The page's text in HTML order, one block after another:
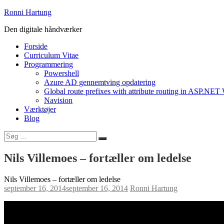
Videre
indhold
Ronni Hartung
Den digitale håndværker
Forside
Curriculum Vitae
Programmering
Powershell
Azure AD gennemtving opdatering
Global route prefixes with attribute routing in ASP.NET
Navision
Værktøjer
Blog
Søg
efter:
Søg
Nils Villemoes – fortæller om ledelse
Nils Villemoes – fortæller om ledelse
september 16, 2014september 16, 2014 Ronni Hartung